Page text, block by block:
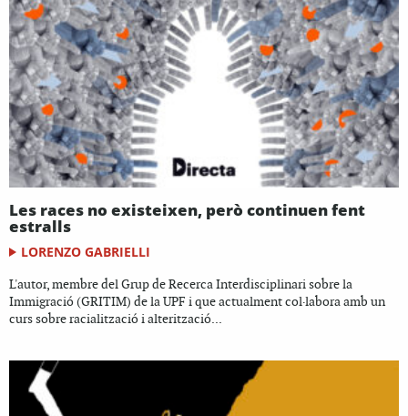
Les races no existeixen, però continuen fent
estralls
LORENZO GABRIELLI
L'autor, membre del Grup de Recerca Interdisciplinari sobre la
Immigració (GRITIM) de la UPF i que actualment col·labora amb un
curs sobre racialització i alterització...